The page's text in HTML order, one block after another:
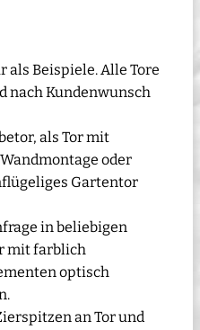
als Beispiele. Alle Tore
nach Kundenwunsch
als Tor mit
oder
Gartentor
in beliebigen
mit farblich
optisch
an Tor und